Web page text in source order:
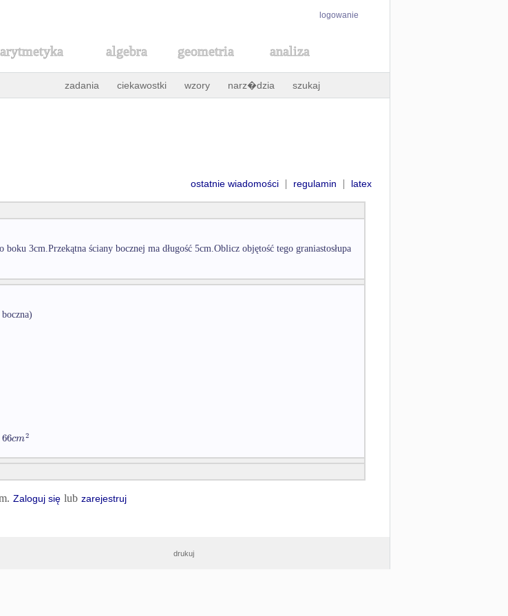
logowanie
arytmetyka algebra geometria analiza
zadania ciekawostki wzory narz�dzia szukaj
ostatnie wiadomości | regulamin | latex
boku 3cm.Przekątna ściany bocznej ma długość 5cm.Oblicz objętość tego graniastosłupa
66cm2
Zaloguj się lub zarejestruj
drukuj